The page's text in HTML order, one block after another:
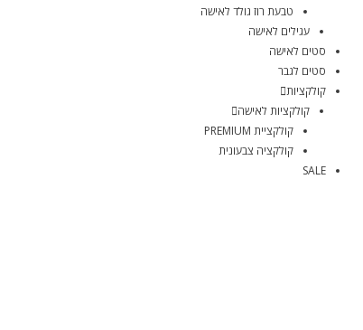
טבעת רוז גולד לאישה
עגילים לאישה
סטים לאישה
סטים לגבר
קולקציות
קולקציות לאישה
קולקציית PREMIUM
קולקציה צבעונית
SALE